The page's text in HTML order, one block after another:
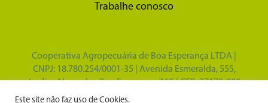
Trabalhe conosco
Cooperativa Agropecuária de Boa Esperança LTDA |
CNPJ: 18.780.254/0001-35 | Avenida Esmeralda, 555,
Jardim Alvorada - Boa Esperança/MG | CEP: 37170-000
Design porTupã Comunicação e Marketing
Este site não faz uso de Cookies.